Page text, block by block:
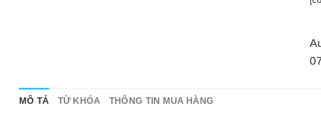
MÔ TẢ TỪ KHÓA THÔNG TIN MUA HÀNG